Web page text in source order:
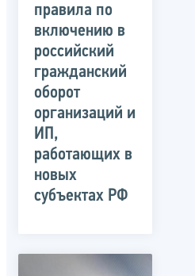
правила по
включению в
российский
гражданский
оборот
организаций и
ИП,
работающих в
новых
субъектах РФ